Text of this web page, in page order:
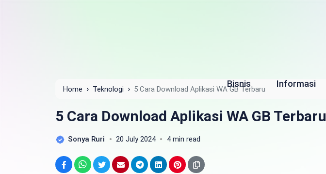
Bisnis Informasi
Home › Teknologi › 5 Cara Download Aplikasi WA GB Terbaru
5 Cara Download Aplikasi WA GB Terbaru
Sonya Ruri 20 July 2024 4 min read